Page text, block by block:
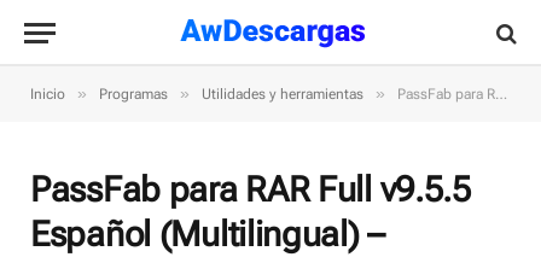
Inicio » Programas » Utilidades y herramientas » PassFab para RAR Full v9.5.5 Español (Multilingual) – Software para desbloquear archivos RAR protegidos con contraseña
PassFab para RAR Full v9.5.5
Español (Multilingual) –